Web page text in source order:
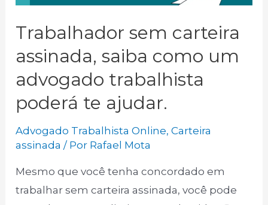
Trabalhador sem carteira
assinada, saiba como um
advogado trabalhista
poderá te ajudar.
Advogado Trabalhista Online,Carteira
assinada / Por Rafael Mota
Mesmo que você tenha concordado em
trabalhar sem carteira assinada, você pode